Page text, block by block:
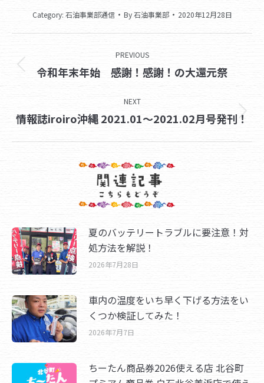
Category: 石油事業部通信 By石油事業部 2020年12月28日
navigation
PREVIOUS
Previous
令和年末年始 感謝！感謝！の大還元祭
NEXT
Next
情報誌iroiro沖縄 2021.01～2021.02月号発刊！
夏のバッテリートラブルに要注意！対
処方法を解説！
2026年7月28日
車内の温度をいち早く下げる方法をい
くつか検証してみた！
2026年7月7日
ちーたん商品券2026使える店 北谷町